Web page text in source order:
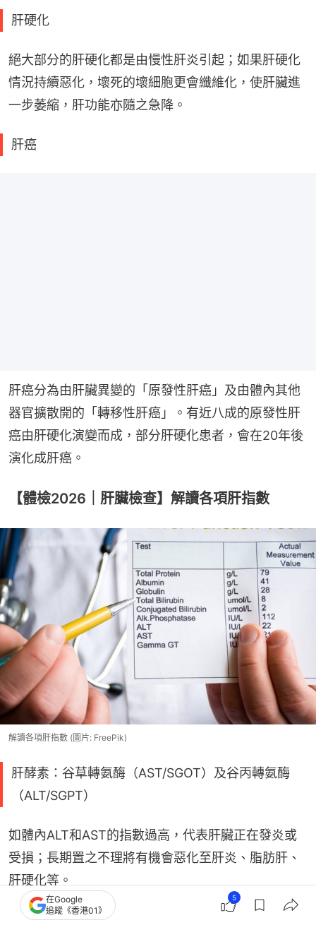
肝硬化
絕大部分的肝硬化都是由慢性肝炎引起；如果肝硬化
情況持續惡化，壞死的壞細胞更會纖維化，使肝臟進
一步萎縮，肝功能亦隨之急降。
肝癌
肝癌分為由肝臟異變的「原發性肝癌」及由體內其他
器官擴散開的「轉移性肝癌」。有近八成的原發性肝
癌由肝硬化演變而成，部分肝硬化患者，會在20年後
演化成肝癌。
【體檢2026｜肝臟檢查】解讀各項肝指數
解讀各項肝指數 (圖片: FreePik)
肝酵素：谷草轉氨酶（AST/SGOT）及谷丙轉氨酶
（ALT/SGPT）
如體內ALT和AST的指數過高，代表肝臟正在發炎或
受損；長期置之不理將有機會惡化至肝炎、脂肪肝、
肝硬化等。
在Google
追蹤《香港01》
5